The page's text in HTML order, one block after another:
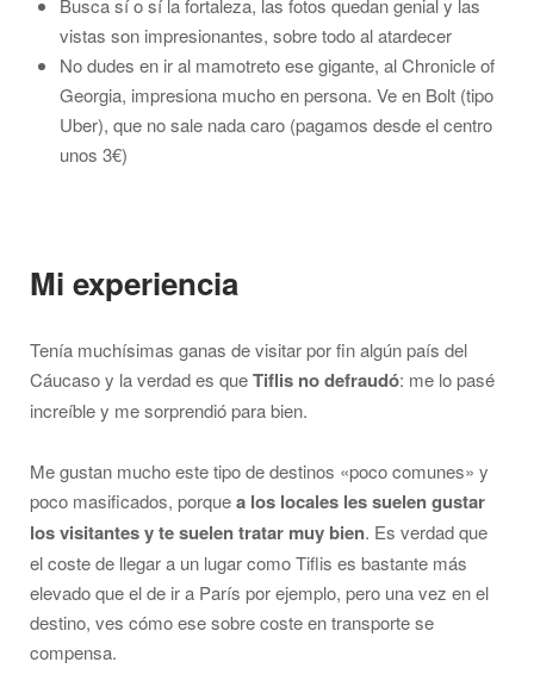
Busca sí o sí la fortaleza, las fotos quedan genial y las
vistas son impresionantes, sobre todo al atardecer
No dudes en ir al mamotreto ese gigante, al Chronicle of
Georgia, impresiona mucho en persona. Ve en Bolt (tipo
Uber), que no sale nada caro (pagamos desde el centro
unos 3€)
Mi experiencia
Tenía muchísimas ganas de visitar por fin algún país del
Cáucaso y la verdad es queTiflis no defraudó: me lo pasé
increíble y me sorprendió para bien.
Me gustan mucho este tipo de destinos «poco comunes» y
poco masificados, porquea los locales les suelen gustar
los visitantes y te suelen tratar muy bien. Es verdad que
el coste de llegar a un lugar como Tiflis es bastante más
elevado que el de ir a París por ejemplo, pero una vez en el
destino, ves cómo ese sobre coste en transporte se
compensa.